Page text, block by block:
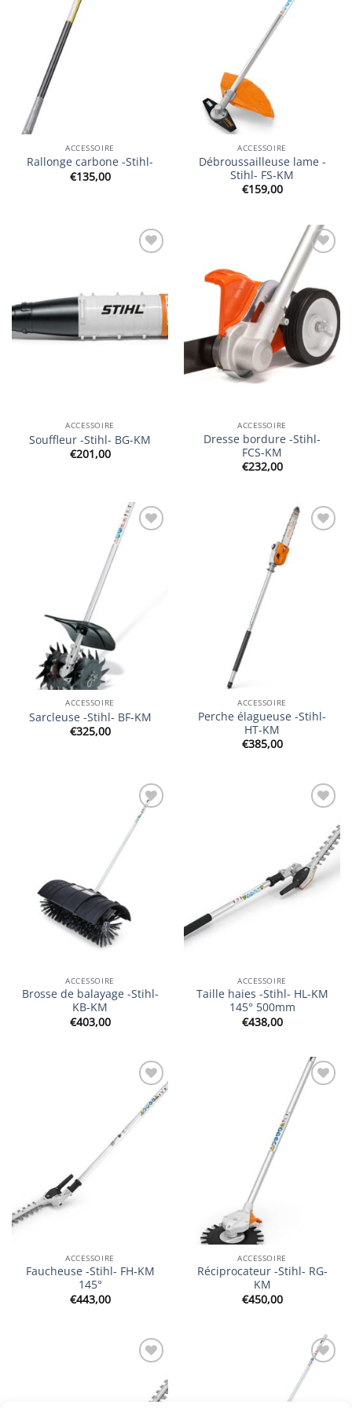
ACCESSOIRE
Rallonge carbone -Stihl-
€135,00
ACCESSOIRE
Débroussailleuse lame -
Stihl- FS-KM
€159,00
ACCESSOIRE
Souffleur -Stihl- BG-KM
€201,00
Ajouter
wishlist
ACCESSOIRE
Dresse bordure -Stihl-
FCS-KM
€232,00
ACCESSOIRE
Sarcleuse -Stihl- BF-KM
€325,00
ACCESSOIRE
Perche élagueuse -Stihl-
HT-KM
€385,00
Ajouter
à la
wishlist
ACCESSOIRE
Brosse de balayage -Stihl-
KB-KM
€403,00
wishlist
ACCESSOIRE
Taille haies -Stihl- HL-KM
145° 500mm
€438,00
Ajouter
à la
wishlist
ACCESSOIRE
Faucheuse -Stihl- FH-KM
145°
€443,00
Ajouter
ACCESSOIRE
Réciprocateur -Stihl- RG-
KM
€450,00
wishlist
Ajouter